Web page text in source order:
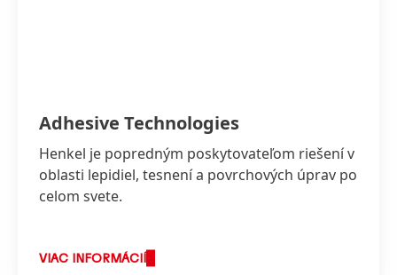
Adhesive Technologies
Henkel je popredným poskytovateľom riešení v
oblasti lepidiel, tesnení a povrchových úprav po
celom svete.
VIAC INFORMÁCIÍ